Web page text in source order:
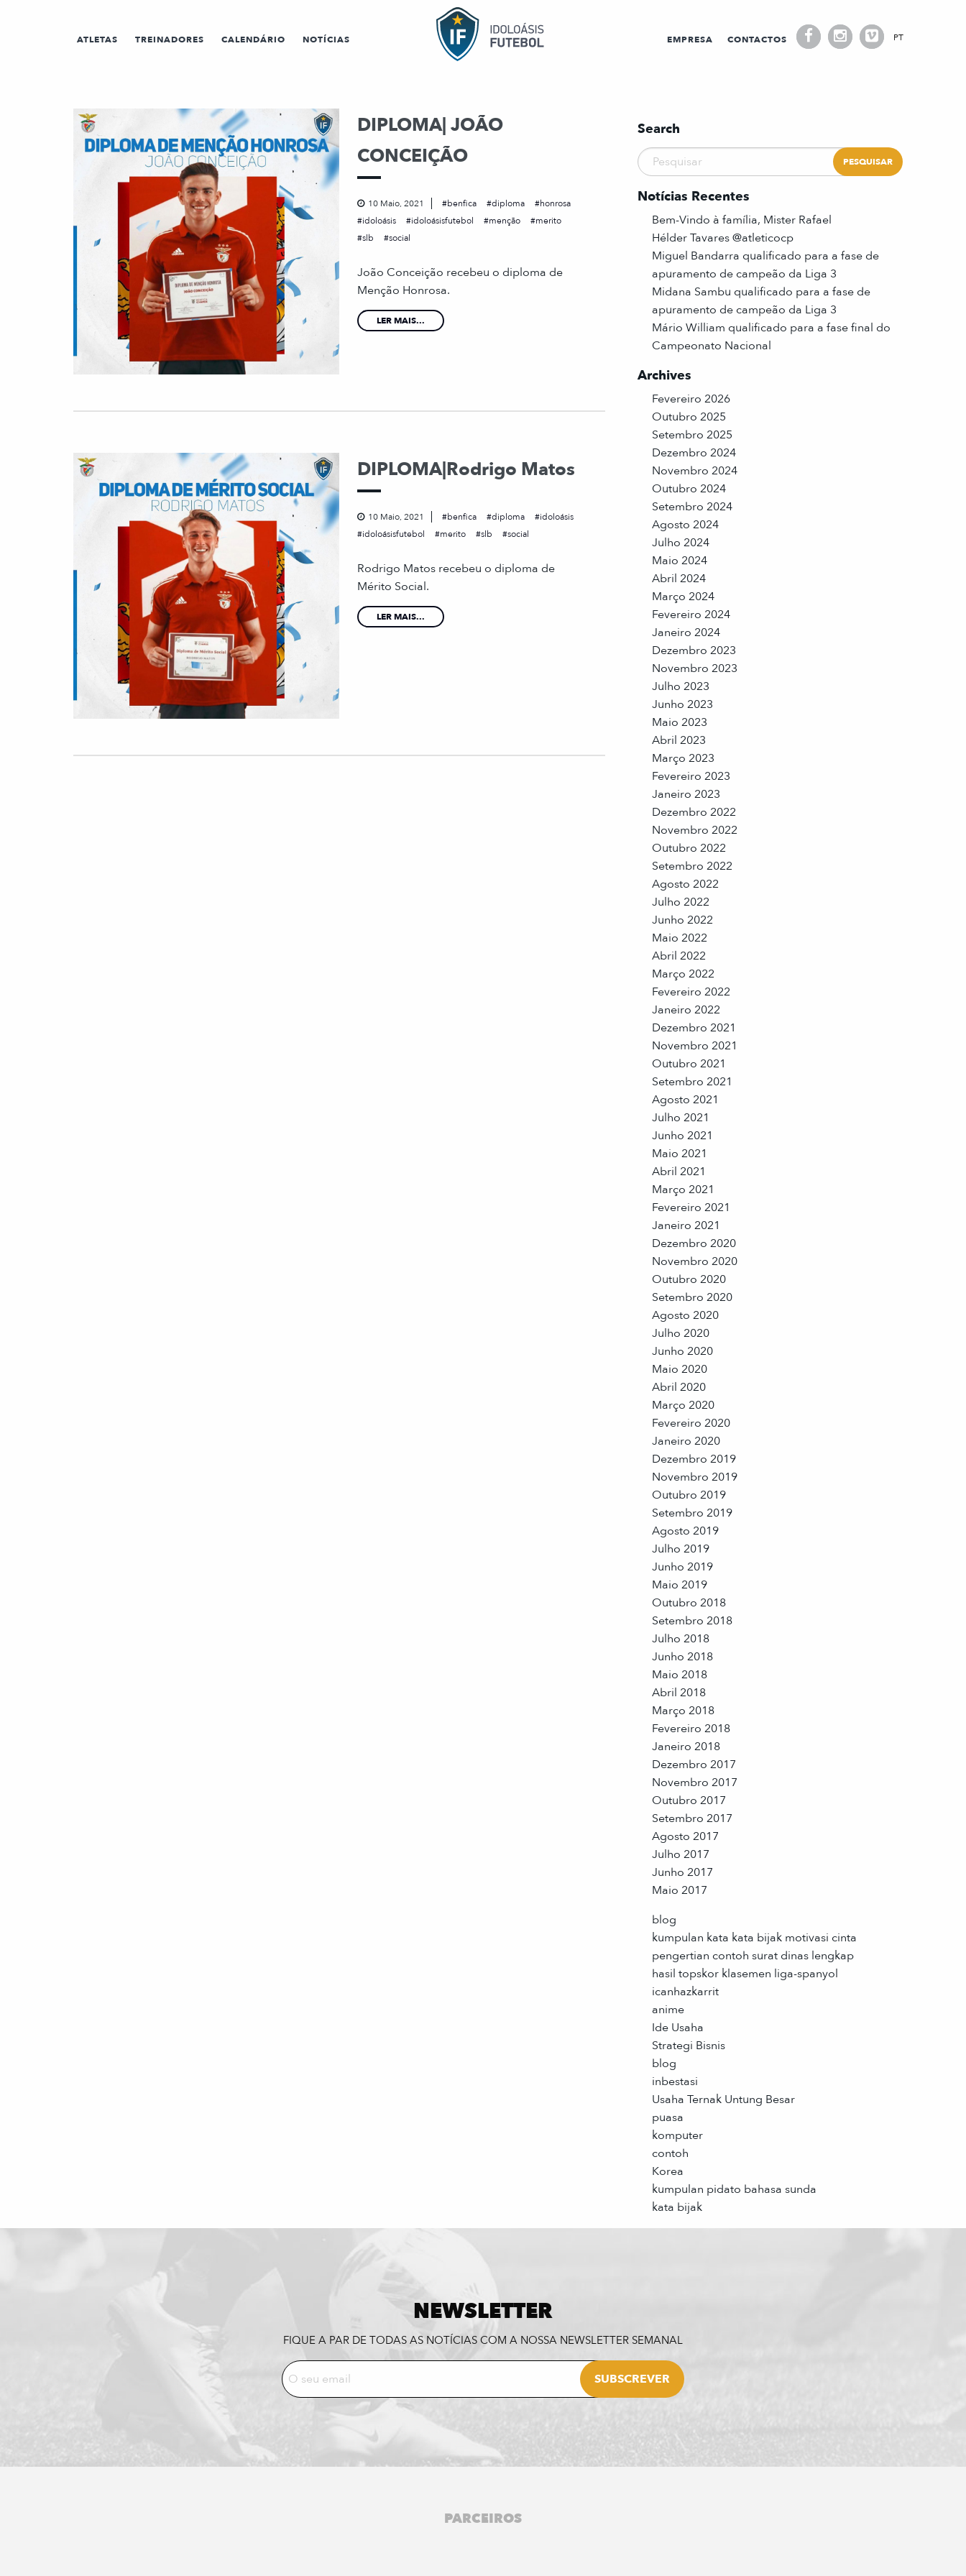
ATLETAS TREINADORES CALENDÁRIO NOTÍCIAS EMPRESA CONTACTOS PT
DIPLOMA| JOÃO
CONCEIÇÃO
10 Maio, 2021 benfica diploma
honrosa
idoloásis
idoloásisfutebol menção
merito
slb
social
João Conceição recebeu o diploma de
Menção Honrosa.
LER MAIS...
DIPLOMA|Rodrigo Matos
10 Maio, 2021 benfica diploma
idoloásis
idoloásisfutebol
merito slb social
Rodrigo Matos recebeu o diploma de
Mérito Social.
LER MAIS...
Search
Notícias Recentes
Bem-Vindo à família, Mister Rafael
Hélder Tavares @atleticocp
Miguel Bandarra qualificado para a fase de
apuramento de campeão da Liga 3
Midana Sambu qualificado para a fase de
apuramento de campeão da Liga 3
Mário William qualificado para a fase final do
Campeonato Nacional
Archives
Fevereiro 2026
Outubro 2025
Setembro 2025
Dezembro 2024
Novembro 2024
Outubro 2024
Setembro 2024
Agosto 2024
Julho 2024
Maio 2024
Abril 2024
Março 2024
Fevereiro 2024
Janeiro 2024
Dezembro 2023
Novembro 2023
Julho 2023
Junho 2023
Maio 2023
Abril 2023
Março 2023
Fevereiro 2023
Janeiro 2023
Dezembro 2022
Novembro 2022
Outubro 2022
Setembro 2022
Agosto 2022
Julho 2022
Junho 2022
Maio 2022
Abril 2022
Março 2022
Fevereiro 2022
Janeiro 2022
Dezembro 2021
Novembro 2021
Outubro 2021
Setembro 2021
Agosto 2021
Julho 2021
Junho 2021
Maio 2021
Abril 2021
Março 2021
Fevereiro 2021
Janeiro 2021
Dezembro 2020
Novembro 2020
Outubro 2020
Setembro 2020
Agosto 2020
Julho 2020
Junho 2020
Maio 2020
Abril 2020
Março 2020
Fevereiro 2020
Janeiro 2020
Dezembro 2019
Novembro 2019
Outubro 2019
Setembro 2019
Agosto 2019
Julho 2019
Junho 2019
Maio 2019
Outubro 2018
Setembro 2018
Julho 2018
Junho 2018
Maio 2018
Abril 2018
Março 2018
Fevereiro 2018
Janeiro 2018
Dezembro 2017
Novembro 2017
Outubro 2017
Setembro 2017
Agosto 2017
Julho 2017
Junho 2017
Maio 2017
blog
kumpulan kata kata bijak motivasi cinta
pengertian contoh surat dinas lengkap
hasil topskor klasemen liga-spanyol
icanhazkarrit
anime
Ide Usaha
Strategi Bisnis
blog
inbestasi
Usaha Ternak Untung Besar
puasa
komputer
contoh
Korea
kumpulan pidato bahasa sunda
kata bijak
NEWSLETTER
FIQUE A PAR DE TODAS AS NOTÍCIAS COM A NOSSA NEWSLETTER SEMANAL
PARCEIROS